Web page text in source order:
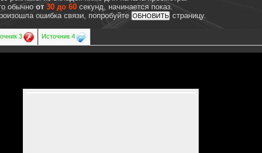
обычно от 30 до 60 секунд, начинается показ.
ошибка связи, попробуйте
страницу.
3 Источник 4